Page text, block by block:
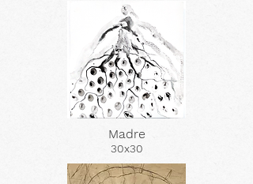
Madre
30x30